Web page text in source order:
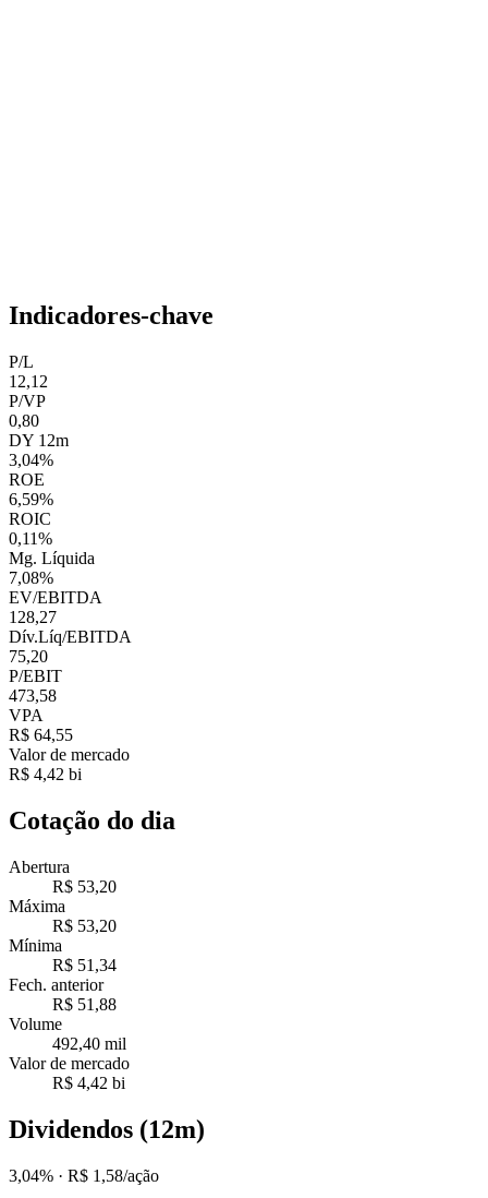
Indicadores-chave
P/L
12,12
P/VP
0,80
DY 12m
3,04%
ROE
6,59%
ROIC
0,11%
Mg. Líquida
7,08%
EV/EBITDA
128,27
Dív.Líq/EBITDA
75,20
P/EBIT
473,58
VPA
R$ 64,55
Valor de mercado
R$ 4,42 bi
Cotação do dia
Abertura
R$ 53,20
Máxima
R$ 53,20
Mínima
R$ 51,34
Fech. anterior
R$ 51,88
Volume
492,40 mil
Valor de mercado
R$ 4,42 bi
Dividendos (12m)
3,04% · R$ 1,58/ação